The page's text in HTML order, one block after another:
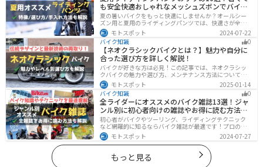
も安全快適おしゃれなメッシュズボンでバイク
に乗ろう
夏の暑いバイクをもっと快適にしませんか？オールシー
ズン用と夏用のライディングパンツでは、快適さが全然
違います。生地の大半がメッシュ素材で作られた夏用で
は通気性・透湿性に優れており、熱気を逃しつつ汗をし
っかりと乾かしてくれます。そんな夏用ライディングパ
ンツの選び方や特徴オススメ商品をまとめました。
モトスポット
2024-07-22
バイク知識
0
【ネオクラシックバイクとは？】魅力や自分に
合った選び方を詳しく解説！
バイクが好きな方は必見！この記事では、ネオクラシッ
クバイクの魅力や選び方、メンテナンス方法について解
説しています。実はネオクラシックバイクは、見た目と
機能性の両方を求める人に最適なです。この記事を読め
ば、ネオクラシックバイクの魅力が理解できます。
モトスポット
2025-01-14
バイク知識
0
全ライダーにオススメのバイク雑誌13選！ジャ
ンル別に初心者向けの雑誌やお得に読む方法も
解説
初心者がバイクやツーリング、ライディングテクニック
など網羅的に知るならバイク雑誌が最適です！プロのラ
イターがしっかりと調べた情報とわかりやすい写真でま
とめられているので、効率的に理解できます。そんなバ
イク雑誌をジャンル別にオススメのバイク雑誌をまとめ
ました。サブスクサービスを利用すれば全ての雑誌をお
得に読むことができるのでオススメです。
モトスポット 2024-07-27
もっと見る